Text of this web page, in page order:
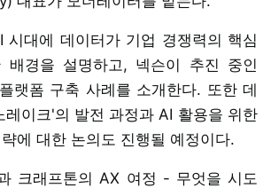
시대에 데이터가 기업 경쟁력의 핵심
배경을 설명하고, 넥슨이 추진 중인
랫폼 구축 사례를 소개한다. 또한 데
레이크'의 발전 과정과 AI 활용을 위한
에 대한 논의도 진행될 예정이다.
크래프톤의 AX 여정 - 무엇을 시도